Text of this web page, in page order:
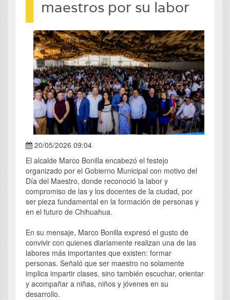
maestros por su labor
20/05/2026 09:04
El alcalde Marco Bonilla encabezó el festejo
organizado por el Gobierno Municipal con motivo del
Día del Maestro, donde reconoció la labor y
compromiso de las y los docentes de la ciudad, por
ser pieza fundamental en la formación de personas y
en el futuro de Chihuahua.
En su mensaje, Marco Bonilla expresó el gusto de
convivir con quienes diariamente realizan una de las
labores más importantes que existen: formar
personas. Señaló que ser maestro no solamente
implica impartir clases, sino también escuchar, orientar
y acompañar a niñas, niños y jóvenes en su
desarrollo.